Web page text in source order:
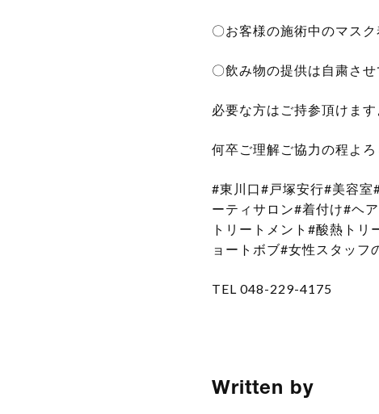
〇お客様の施術中のマスク
〇飲み物の提供は自粛させ
必要な方はご持参頂けます
何卒ご理解ご協力の程よ
#東川口#戸塚安行#美容室
ーティサロン#着付け#ヘ
トリートメント#酸熱ト
ョートボブ#女性スタッフ
TEL 048-229-4175
Written by